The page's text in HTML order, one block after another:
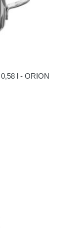
l - ORION